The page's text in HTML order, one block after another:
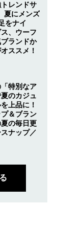
トレンドサ
夏にメンズ
をナイ
、ウーフ
ランドか
ススメ！
特別なア
のカジュ
上品に！
プ＆ブラン
夏の毎日更
ナップ／